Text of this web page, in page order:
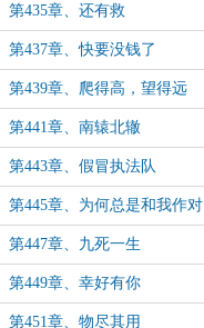
第435章、还有救
第437章、快要没钱了
第439章、爬得高，望得远
第441章、南辕北辙
第443章、假冒执法队
第445章、为何总是和我作对
第447章、九死一生
第449章、幸好有你
第451章、物尽其用